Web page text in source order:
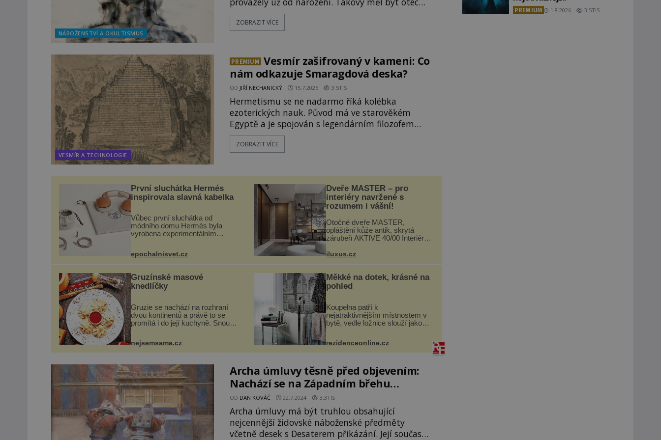
NÁBOŽENSTVÍ A OKULTISMUS
nového východního náboženství Siddhártha
Gautama, kterého pozdější svět bude znát pod
Nadpřirozené schopnosti, naplněné vize budo
ZOBRAZIT VÍCE
VESMÍR A TECHNOLOGIE
PREMIUM
Vesmír zašifrovaný v kameni: Co
nám odkazuje Smaragdová deska?
OD JIŘÍ NECHANICKÝ 15.7.2025 3.5TIS
Hermetismu se ne nadarmo říká kolébka
ezoterických nauk. Původ má ve starověkém
Egyptě a je spojován s legendárním filozofem
Hermem Trismegistem. Nejvýznamnější je
Smaragdová deska, která prý obsahuje veškeré
fascinovala již Carla Gustava Junga? Hermes
Trismegistos, tedy doslova Hermes třikrát veliký,
j
ZOBRAZIT VÍCE
První sluchátka Hermés
inspirovala slavná kabelka
Vůbec první sluchátka od
módního domu Hermès byla
vyrobena experimentálním
Horizons. Elegantní gadget si
vyžádal dva roky vývoje a chlubí
se ručně šitou hovězí kůží a
kovový...
epochalnisvet.cz
Dveře MASTER – pro
interiéry navržené s
rozumem i vášní!
Otočné dveře MASTER,
opláštění kůže antik, skrytá
zárubeň AKTIVE 40/00 Interiéry
vyžadují atypické rozměry nejen
nábytku, ale i otvorových prvků.
iluxus.cz
Gruzínské masové
knedlíčky
Gruzie se nachází na rozhraní
dvou kontinentů a právě to se
promítá i do její kuchyně. Snoubí
a díky tomu vznikají rozmanité a
chuťově bohaté pokrmy, které
rozhodně st...
nejsemsama.cz
Měkké na dotek, krásné na
pohled
Koupelna patří k
nejatraktivnějším místnostem v
bytě, vedle ložnice slouží jako
Koupelnový textil – ručníky,
osušky a koberečky – mohou
jako mávnutím kouzelného
rezidenceonline.cz
Archa úmluvy těsně před objevením:
Nachází se na Západním břehu
Jordánu?
OD DAN KOVÁČ 22.7.2024 3.3TIS
Archa úmluvy má být truhlou obsahující
nejcennější židovské náboženské předměty
včetně desek s Desaterem přikázání. Její současné
PREMIUM 1.8.2026 3.5TIS